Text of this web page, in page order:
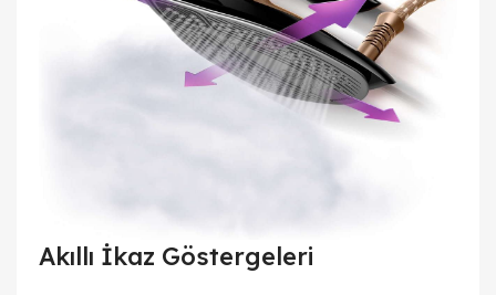
Akıllı İkaz Göstergeleri